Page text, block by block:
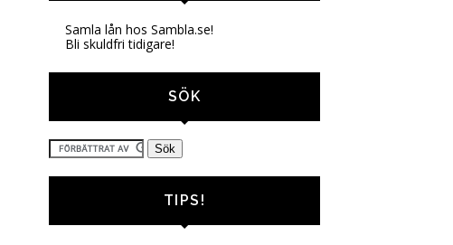
Samla lån hos Sambla.se!
Bli skuldfri tidigare!
SÖK
TIPS!